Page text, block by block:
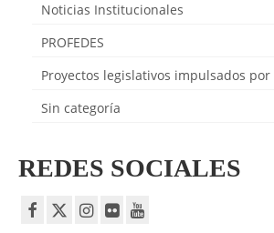
Noticias Institucionales
PROFEDES
Proyectos legislativos impulsados por
Sin categoría
REDES SOCIALES